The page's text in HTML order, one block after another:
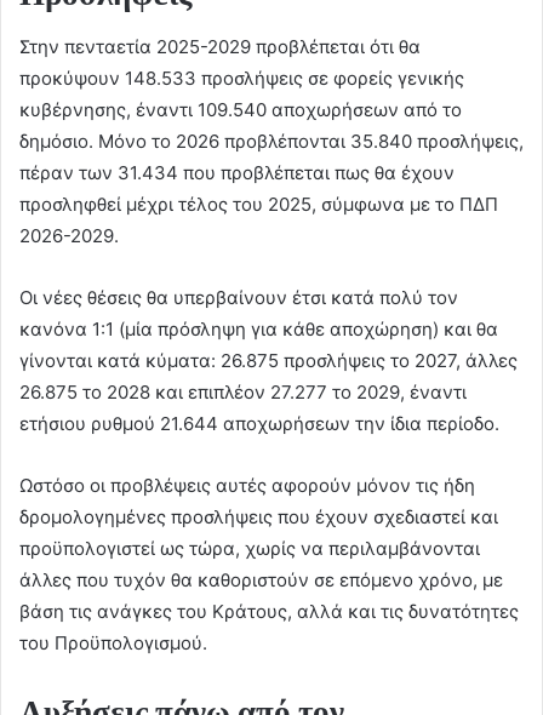
Στην πενταετία 2025-2029 προβλέπεται ότι θα
προκύψουν 148.533 προσλήψεις σε φορείς γενικής
κυβέρνησης, έναντι 109.540 αποχωρήσεων από το
δημόσιο. Μόνο το 2026 προβλέπονται 35.840 προσλήψεις,
πέραν των 31.434 που προβλέπεται πως θα έχουν
προσληφθεί μέχρι τέλος του 2025, σύμφωνα με το ΠΔΠ
2026-2029.
Οι νέες θέσεις θα υπερβαίνουν έτσι κατά πολύ τον
κανόνα 1:1 (μία πρόσληψη για κάθε αποχώρηση) και θα
γίνονται κατά κύματα: 26.875 προσλήψεις το 2027, άλλες
26.875 το 2028 και επιπλέον 27.277 το 2029, έναντι
ετήσιου ρυθμού 21.644 αποχωρήσεων την ίδια περίοδο.
Ωστόσο οι προβλέψεις αυτές αφορούν μόνον τις ήδη
δρομολογημένες προσλήψεις που έχουν σχεδιαστεί και
προϋπολογιστεί ως τώρα, χωρίς να περιλαμβάνονται
άλλες που τυχόν θα καθοριστούν σε επόμενο χρόνο, με
βάση τις ανάγκες του Κράτους, αλλά και τις δυνατότητες
του Προϋπολογισμού.